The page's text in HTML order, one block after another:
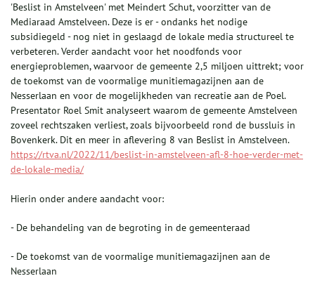
'Beslist in Amstelveen' met Meindert Schut, voorzitter van de
Mediaraad Amstelveen. Deze is er - ondanks het nodige
subsidiegeld - nog niet in geslaagd de lokale media structureel te
verbeteren. Verder aandacht voor het noodfonds voor
energieproblemen, waarvoor de gemeente 2,5 miljoen uittrekt; voor
de toekomst van de voormalige munitiemagazijnen aan de
Nesserlaan en voor de mogelijkheden van recreatie aan de Poel.
Presentator Roel Smit analyseert waarom de gemeente Amstelveen
zoveel rechtszaken verliest, zoals bijvoorbeeld rond de bussluis in
Bovenkerk. Dit en meer in aflevering 8 van Beslist in Amstelveen.
https://rtva.nl/2022/11/beslist-in-amstelveen-afl-8-hoe-verder-met-
de-lokale-media/
Hierin onder andere aandacht voor:
- De behandeling van de begroting in de gemeenteraad
- De toekomst van de voormalige munitiemagazijnen aan de
Nesserlaan